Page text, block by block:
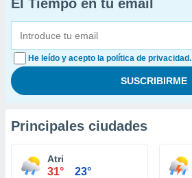
El Tiempo en tu email
He leído y acepto la política de privacidad.
Principales ciudades
Atri
31° 23°